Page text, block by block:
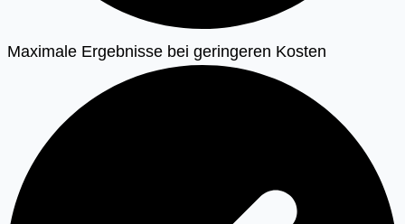
Maximale Ergebnisse bei geringeren Kosten